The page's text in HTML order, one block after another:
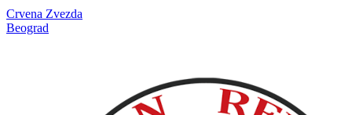
Crvena Zvezda
Beograd